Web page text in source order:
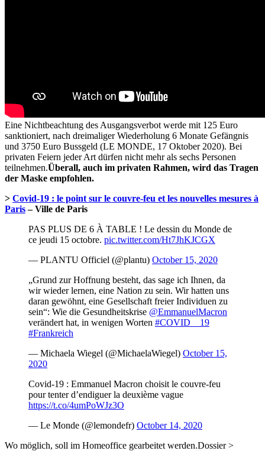
Eine Nichtbeachtung des Ausgangsverbot werde mit 125 Euro
sanktioniert, nach dreimaliger Wiederholung 6 Monate Gefängnis
und 3750 Euro Bussgeld (LE MONDE, 17 Oktober 2020). Bei
privaten Feiern jeder Art dürfen nicht mehr als sechs Personen
teilnehmen.Überall, auch im privaten Rahmen, wird das Tragen
der Maske empfohlen.
> Covid-19 : le point sur le couvre-feu et les nouvelles mesures à
Paris– Ville de Paris
PAS PLUS DE 6 À TABLE ! Le dessin du Monde de
ce jeudi 15 octobre. pic.twitter.com/Ht7JhKJCGX
— PLANTU Officiel (@plantu) October 15, 2020
„Grund zur Hoffnung besteht, das sage ich Ihnen, da
wir wieder lernen, eine Nation zu sein. Wir hatten uns
daran gewöhnt, eine Gesellschaft freier Individuen zu
sein“: Wie die Gesundheitskrise @EmmanuelMacron
verändert hat, in wenigen Worten #COVID__19
#Frankreich
— Michaela Wiegel (@MichaelaWiegel) October 15,
2020
Covid-19 : Emmanuel Macron choisit le couvre-feu
pour tenter d’endiguer la deuxième vague
https://t.co/4umPoWJz3O
— Le Monde (@lemondefr) October 14, 2020
Wo möglich, soll im Homeoffice gearbeitet werden.Dossier >